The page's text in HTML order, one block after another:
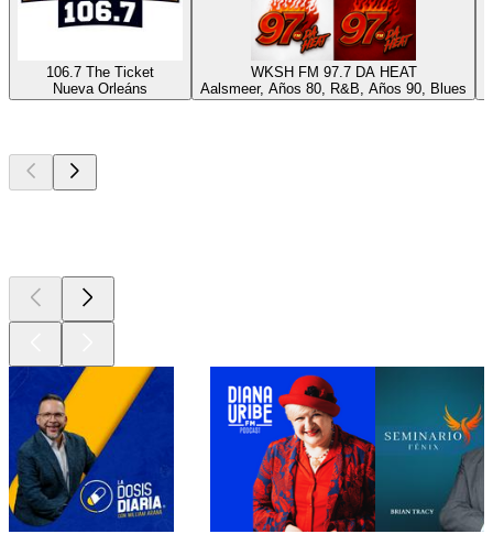
106.7 The Ticket
Nueva Orleáns
WKSH FM 97.7 DA HEAT
Aalsmeer, Años 80, R&B, Años 90, Blues